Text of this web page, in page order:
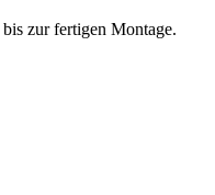
zur fertigen Montage.